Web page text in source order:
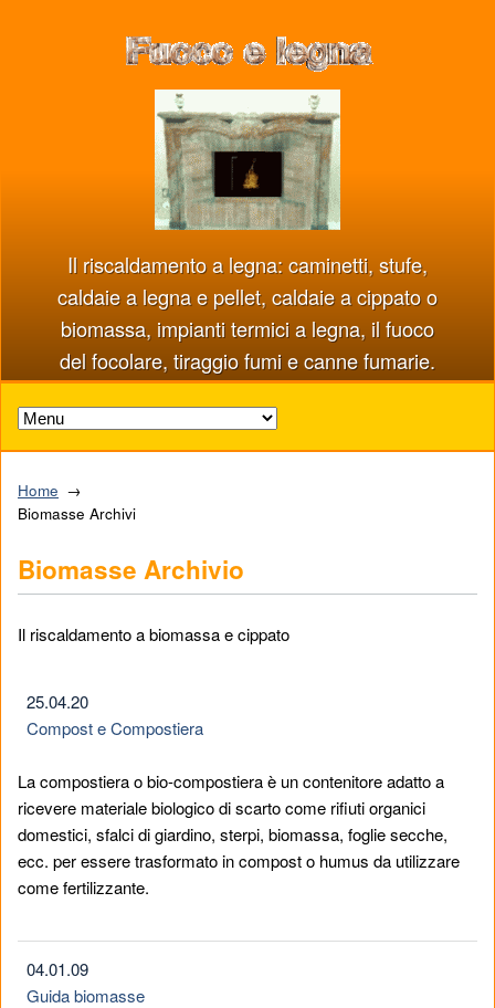
Il riscaldamento a legna: caminetti, stufe,
caldaie a legna e pellet, caldaie a cippato o
biomassa, impianti termici a legna, il fuoco
del focolare, tiraggio fumi e canne fumarie.
Home
Biomasse Archivi
Biomasse Archivio
Il riscaldamento a biomassa e cippato
25.04.20
Compost e Compostiera
La compostiera o bio-compostiera è un contenitore adatto a
ricevere materiale biologico di scarto come rifiuti organici
domestici, sfalci di giardino, sterpi, biomassa, foglie secche,
ecc. per essere trasformato in compost o humus da utilizzare
come fertilizzante.
04.01.09
Guida biomasse